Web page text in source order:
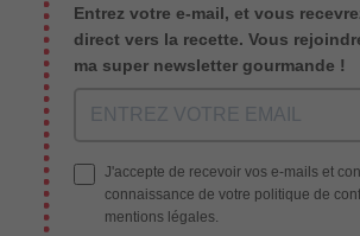
Entrez votre e-mail, et vous
direct vers la recette. Vous
ma super newsletter gourmande !
J'accepte de recevoir vos e-mails et
connaissance de votre politique de
mentions légales.